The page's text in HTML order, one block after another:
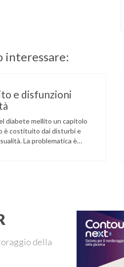
interessare:
e disfunzioni
diabete mellito un capitolo
è costituito dai disturbi e
La problematica è
della